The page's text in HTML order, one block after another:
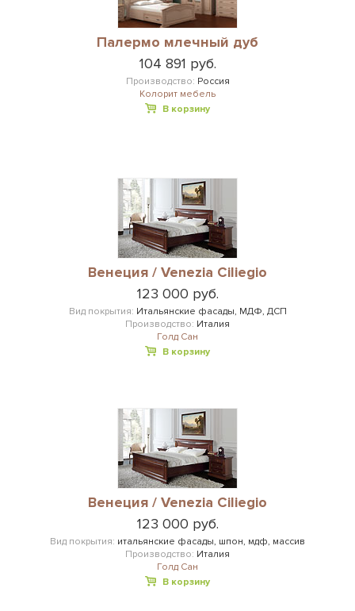
Палермо млечный дуб
104 891 руб.
Производство: Россия
Колорит мебель
В корзину
Венеция / Venezia Ciliegio
123 000 руб.
Вид покрытия: Итальянские фасады, МДФ, ДСП
Производство: Италия
Голд Сан
В корзину
Венеция / Venezia Ciliegio
123 000 руб.
Вид покрытия: итальянские фасады, шпон, мдф, массив
Производство: Италия
Голд Сан
В корзину